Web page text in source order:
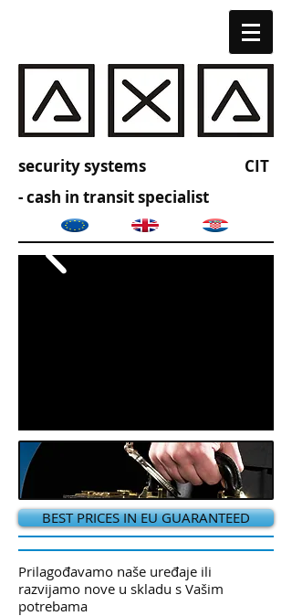
security systems CIT
- cash in transit specialist
BEST PRICES IN EU GUARANTEED
Prilagođavamo naše uređaje ili
razvijamo nove u skladu s Vašim
potrebama​